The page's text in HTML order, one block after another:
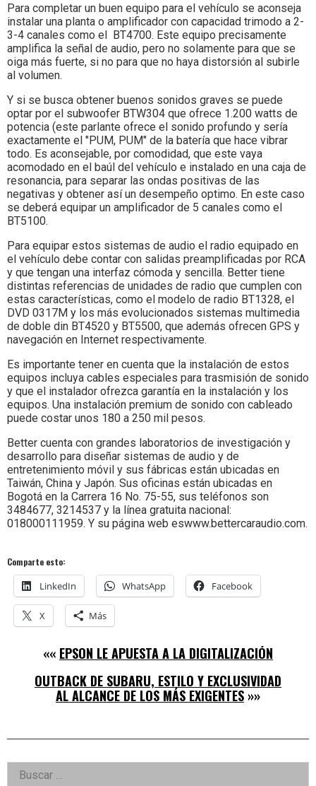
Para completar un buen equipo para el vehículo se aconseja
instalar una planta o amplificador con capacidad trimodo a 2-
3-4 canales como el BT4700. Este equipo precisamente
amplifica la señal de audio, pero no solamente para que se
oiga más fuerte, si no para que no haya distorsión al subirle
al volumen.
Y si se busca obtener buenos sonidos graves se puede
optar por el subwoofer BTW304 que ofrece 1.200 watts de
potencia (este parlante ofrece el sonido profundo y sería
exactamente el "PUM, PUM" de la batería que hace vibrar
todo. Es aconsejable, por comodidad, que este vaya
acomodado en el baúl del vehículo e instalado en una caja de
resonancia, para separar las ondas positivas de las
negativas y obtener así un desempeño optimo. En este caso
se deberá equipar un amplificador de 5 canales como el
BT5100.
Para equipar estos sistemas de audio el radio equipado en
el vehículo debe contar con salidas preamplificadas por RCA
y que tengan una interfaz cómoda y sencilla. Better tiene
distintas referencias de unidades de radio que cumplen con
estas características, como el modelo de radio BT1328, el
DVD 0317M y los más evolucionados sistemas multimedia
de doble din BT4520 y BT5500, que además ofrecen GPS y
navegación en Internet respectivamente.
Es importante tener en cuenta que la instalación de estos
equipos incluya cables especiales para trasmisión de sonido
y que el instalador ofrezca garantía en la instalación y los
equipos. Una instalación premium de sonido con cableado
puede costar unos 180 a 250 mil pesos.
Better cuenta con grandes laboratorios de investigación y
desarrollo para diseñar sistemas de audio y de
entretenimiento móvil y sus fábricas están ubicadas en
Taiwán, China y Japón. Sus oficinas están ubicadas en
Bogotá en la Carrera 16 No. 75-55, sus teléfonos son
3484677, 3214537 y la línea gratuita nacional:
018000111959. Y su página web eswww.bettercaraudio.com.
Comparte esto:
LinkedIn WhatsApp Facebook
X Más
«« EPSON LE APUESTA A LA DIGITALIZACIÓN
OUTBACK DE SUBARU, ESTILO Y EXCLUSIVIDAD
AL ALCANCE DE LOS MÁS EXIGENTES »»
Right
Buscar: